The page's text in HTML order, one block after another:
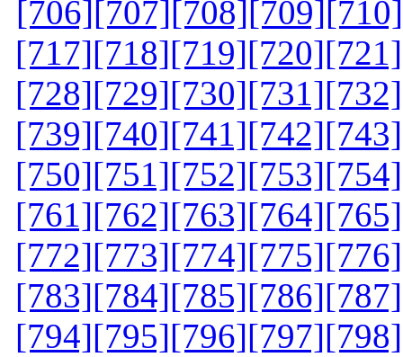
[706][707][708][709][710]
[717][718][719][720][721]
[728][729][730][731][732]
[739][740][741][742][743]
[750][751][752][753][754]
[761][762][763][764][765]
[772][773][774][775][776]
[783][784][785][786][787]
[794][795][796][797][798]